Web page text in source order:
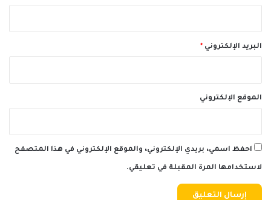
البريد الإلكتروني *
الموقع الإلكتروني
احفظ اسمي، بريدي الإلكتروني، والموقع الإلكتروني في هذا المتصفح
لاستخدامها المرة المقبلة في تعليقي.